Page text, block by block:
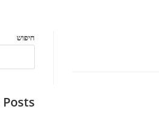
חיפוש